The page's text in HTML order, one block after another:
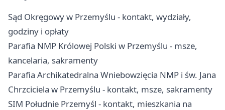
Sąd Okręgowy w Przemyślu - kontakt, wydziały,
godziny i opłaty
Parafia NMP Królowej Polski w Przemyślu - msze,
kancelaria, sakramenty
Parafia Archikatedralna Wniebowzięcia NMP i św. Jana
Chrzciciela w Przemyślu - kontakt, msze, sakramenty
SIM Południe Przemyśl - kontakt, mieszkania na